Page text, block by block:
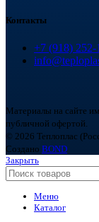
Контакты
+7 (918) 252-
Материалы на сайте
публичной офертой.
© 2026 Теплоплас
Создано BOND
Закрыть
Меню
Каталог